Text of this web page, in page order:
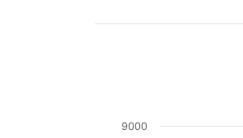
9000